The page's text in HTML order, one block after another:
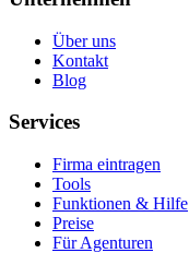
Über uns
Kontakt
Blog
Services
Firma eintragen
Tools
Funktionen & Hilfe
Preise
Für Agenturen